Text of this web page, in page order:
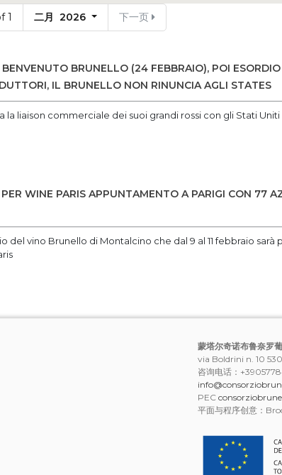
1 二月 2026 下一页
BRUNELLO (24 FEBBRAIO), POI
IL BRUNELLO NON RINUNCIA AGLI STATES
liaison commerciale dei suoi grandi rossi con gli Stati Uniti
WINE PARIS APPUNTAMENTO A PARIGI CON 77
del vino Brunello di Montalcino che dal 9 al 11 febbraio sarà
蒙塔尔奇诺布鲁奈罗
via Boldrini n. 10
咨询电话：
PEC
平面与程序创意：